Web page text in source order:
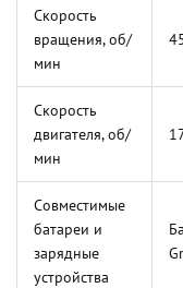
Скорость
вращения, об/
мин
Скорость
двигателя, об/
мин
Совместимые
батареи и
зарядные
устройства